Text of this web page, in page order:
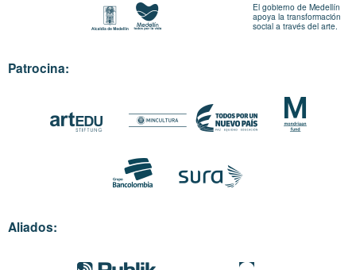
El gobierno de Medellín
apoya la transformación
social a través del arte.
Patrocina:
Aliados: